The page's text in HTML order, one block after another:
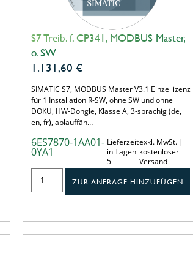
S7 Treib. f. CP341, MODBUS Master,
o. SW
1.131,60 €
SIMATIC S7, MODBUS Master V3.1 Einzellizenz
für 1 Installation R-SW, ohne SW und ohne
DOKU, HW-Dongle, Klasse A, 3-sprachig (de,
en, fr), ablauffäh…
6ES7870-1AA01-
0YA1
Lieferzeit
in Tagen
5
exkl. MwSt. |
kostenloser
Versand
ZUR ANFRAGE HINZUFÜGEN